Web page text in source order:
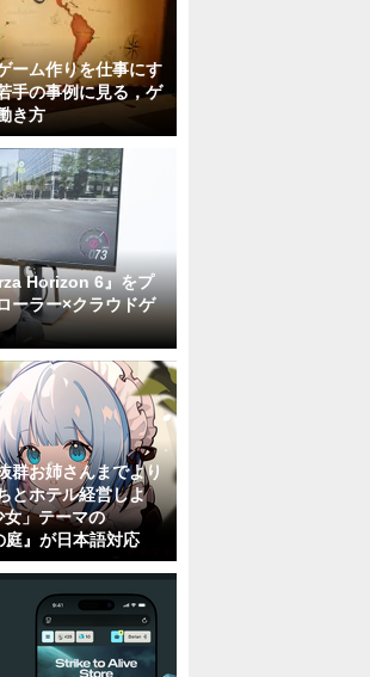
ーム作りを仕事にす
手の事例に見る，ゲ
き方
Horizon 6』をプ
ーラー×クラウドゲ
群お姉さんまでより
とホテル経営しよ
」テーマの
』が日本語対応